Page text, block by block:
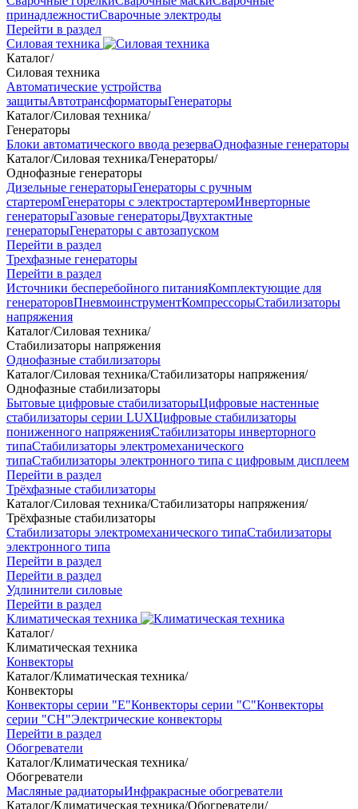
принадлежностиСварочные электроды
Перейти в раздел
Силовая техника
Каталог/
Силовая техника
Автоматические устройства
защитыАвтотрансформаторыГенераторы
Каталог/Силовая техника/
Генераторы
Блоки автоматического ввода резерваОднофазные генераторы
Каталог/Силовая техника/Генераторы/
Однофазные генераторы
Дизельные генераторыГенераторы с ручным
стартеромГенераторы с электростартеромИнверторные
генераторыГазовые генераторыДвухтактные
генераторыГенераторы с автозапуском
Перейти в раздел
Трехфазные генераторы
Перейти в раздел
Источники бесперебойного питанияКомплектующие для
генераторовПневмоинструментКомпрессорыСтабилизаторы
напряжения
Каталог/Силовая техника/
Стабилизаторы напряжения
Однофазные стабилизаторы
Каталог/Силовая техника/Стабилизаторы напряжения/
Однофазные стабилизаторы
Бытовые цифровые стабилизаторыЦифровые настенные
стабилизаторы серии LUXЦифровые стабилизаторы
пониженного напряженияСтабилизаторы инверторного
типаСтабилизаторы электромеханического
типаСтабилизаторы электронного типа с цифровым дисплеем
Перейти в раздел
Трёхфазные стабилизаторы
Каталог/Силовая техника/Стабилизаторы напряжения/
Трёхфазные стабилизаторы
Стабилизаторы электромеханического типаСтабилизаторы
электронного типа
Перейти в раздел
Перейти в раздел
Удлинители силовые
Перейти в раздел
Климатическая техника
Каталог/
Климатическая техника
Конвекторы
Каталог/Климатическая техника/
Конвекторы
Конвекторы серии "Е"Конвекторы серии "С"Конвекторы
серии "СН"Электрические конвекторы
Перейти в раздел
Обогреватели
Каталог/Климатическая техника/
Обогреватели
Масляные радиаторыИнфракрасные обогреватели
Каталог/Климатическая техника/Обогреватели/